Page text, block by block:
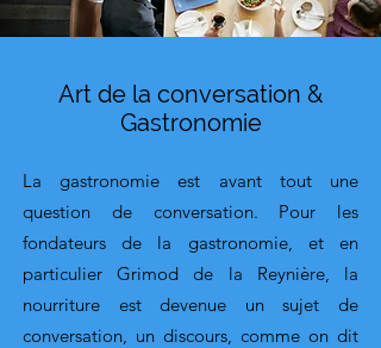
Art de la conversation &
Gastronomie
La gastronomie est avant tout une
question de conversation. Pour les
fondateurs de la gastronomie, et en
particulier Grimod de la Reynière, la
nourriture est devenue un sujet de
conversation, un discours, comme on dit